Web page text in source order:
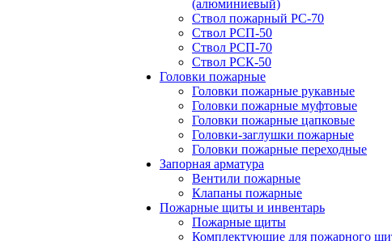
(алюминиевый)
Ствол пожарный РС-70
Ствол РСП-50
Ствол РСП-70
Ствол РСК-50
Головки пожарные
Головки пожарные рукавные
Головки пожарные муфтовые
Головки пожарные цапковые
Головки-заглушки пожарные
Головки пожарные переходные
Запорная арматура
Вентили пожарные
Клапаны пожарные
Пожарные щиты и инвентарь
Пожарные щиты
Комплектующие для пожарного